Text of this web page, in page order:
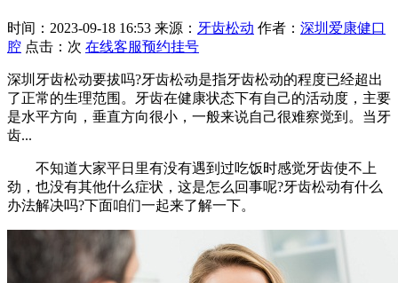
时间：2023-09-18 16:53 来源： 牙齿松动 作者： 深圳爱康健口
腔 点击： 次 在线客服预约挂号
深圳牙齿松动要拔吗?牙齿松动是指牙齿松动的程度已经超出
了正常的生理范围。牙齿在健康状态下有自己的活动度，主要
是水平方向，垂直方向很小，一般来说自己很难察觉到。当牙
齿...
不知道大家平日里有没有遇到过吃饭时感觉牙齿使不上
劲，也没有其他什么症状，这是怎么回事呢?牙齿松动有什么
办法解决吗?下面咱们一起来了解一下。